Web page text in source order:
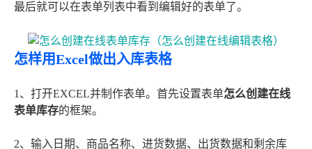
最后就可以在表单列表中看到编辑好的表单了。
怎样用Excel做出入库表格
1、打开EXCEL并制作表单。首先设置表单怎么创建在线
表单库存的框架。
2、输入日期、商品名称、进货数据、出货数据和剩余库